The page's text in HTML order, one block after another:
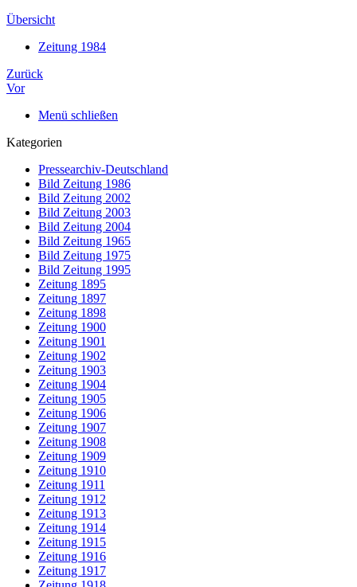
Übersicht
Zeitung 1984
Zurück
Vor
Menü schließen
Kategorien
Pressearchiv-Deutschland
Bild Zeitung 1986
Bild Zeitung 2002
Bild Zeitung 2003
Bild Zeitung 2004
Bild Zeitung 1965
Bild Zeitung 1975
Bild Zeitung 1995
Zeitung 1895
Zeitung 1897
Zeitung 1898
Zeitung 1900
Zeitung 1901
Zeitung 1902
Zeitung 1903
Zeitung 1904
Zeitung 1905
Zeitung 1906
Zeitung 1907
Zeitung 1908
Zeitung 1909
Zeitung 1910
Zeitung 1911
Zeitung 1912
Zeitung 1913
Zeitung 1914
Zeitung 1915
Zeitung 1916
Zeitung 1917